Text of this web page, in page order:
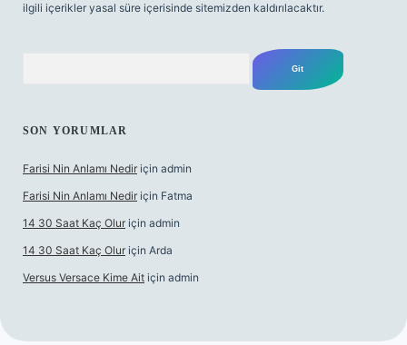
ilgili içerikler yasal süre içerisinde sitemizden kaldırılacaktır.
SON YORUMLAR
Farisi Nin Anlamı Nedir için admin
Farisi Nin Anlamı Nedir için Fatma
14 30 Saat Kaç Olur için admin
14 30 Saat Kaç Olur için Arda
Versus Versace Kime Ait için admin